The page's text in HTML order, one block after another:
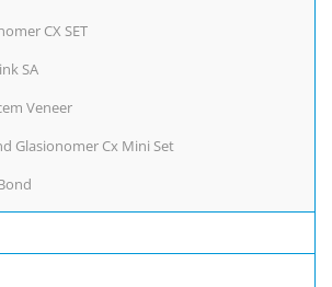
CX SET
SA
Veneer
Glasionomer Cx Mini Set